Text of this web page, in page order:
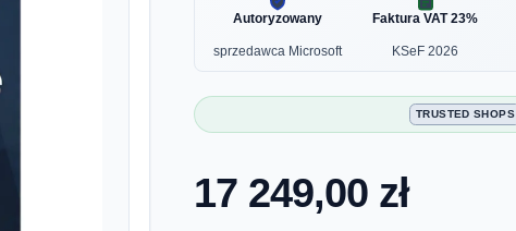
17 249,00 zł
Autoryzowany
sprzedawca Microsoft
Faktura VAT 23%
KSeF 2026
TRUSTED SHOPS